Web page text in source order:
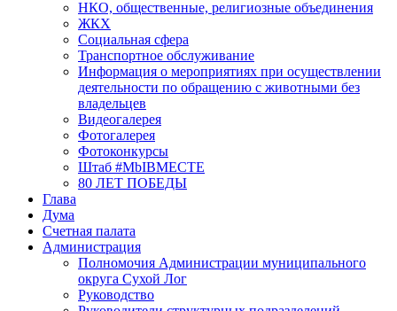
НКО, общественные, религиозные объединения
ЖКХ
Социальная сфера
Транспортное обслуживание
Информация о мероприятиях при осуществлении
деятельности по обращению с животными без
владельцев
Видеогалерея
Фотогалерея
Фотоконкурсы
Штаб #MbIBMECTE
80 ЛЕТ ПОБЕДЫ
Глава
Дума
Счетная палата
Администрация
Полномочия Администрации муниципального
округа Сухой Лог
Руководство